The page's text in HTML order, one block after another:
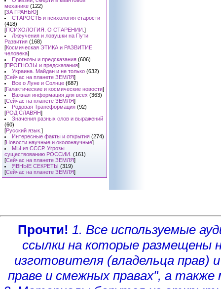
механике (122)
[ЗА ГРАНЬЮ]
СТАРОСТЬ и психология старости
(418)
[ПСИХОЛОГИЯ. О СТАРЕНИИ. ]
Лжеучения и ловушки на Пути
Развития (168)
[Космическая ЭТИКА и РАЗВИТИЕ
человека]
Прогнозы и предсказания (606)
[ПРОГНОЗЫ и предсказания]
Украина. Майдан и не только (632)
[Сейчас на планете ЗЕМЛЯ]
Все о Луне и Солнце (687)
[Галактические и космические новости]
Важная информация для всех (363)
[Сейчас на планете ЗЕМЛЯ]
Родовая Трансформация (92)
[РОД СЛАВЯН]
Значения разных слов и выражений
(60)
[Русский язык. ]
Интересные факты и открытия (274)
[Новости научные и околонаучные]
МЫ из СССР. Угрозы
существованию РОССИИ. (161)
[Сейчас на планете ЗЕМЛЯ]
ЯВНЫЕ СЕКРЕТЫ (319)
[Сейчас на планете ЗЕМЛЯ]
Прочти! 1. Все используемые
ссылки на которые размещены
изготовителя (владельца прав)
праве и смежных правах", а